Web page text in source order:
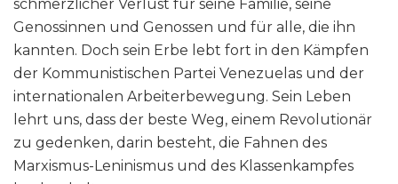
schmerzlicher Verlust für seine Familie, seine
Genossinnen und Genossen und für alle, die ihn
kannten. Doch sein Erbe lebt fort in den Kämpfen
der Kommunistischen Partei Venezuelas und der
internationalen Arbeiterbewegung. Sein Leben
lehrt uns, dass der beste Weg, einem Revolutionär
zu gedenken, darin besteht, die Fahnen des
Marxismus-Leninismus und des Klassenkampfes